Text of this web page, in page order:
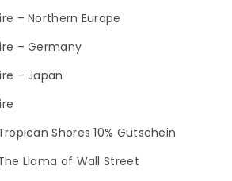
– Northern Europe
– Germany
– Japan
Shores 10% Gutschein
Llama of Wall Street